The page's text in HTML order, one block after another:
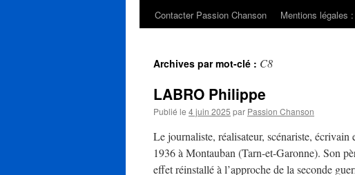
Contacter Passion Chanson
Mentions légales
Archives par mot-clé : C8
LABRO Philippe
Publié le 4 juin 2025 par Passion Chanson
Le journaliste, réalisateur, scénariste,
1936 à Montauban (Tarn-et-Garonne). Son
effet réinstallé à l’approche de la seconde